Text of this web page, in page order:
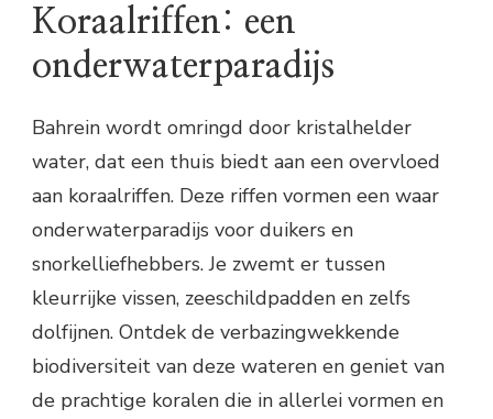
Koraalriffen: een
onderwaterparadijs
Bahrein wordt omringd door kristalhelder
water, dat een thuis biedt aan een overvloed
aan koraalriffen. Deze riffen vormen een waar
onderwaterparadijs voor duikers en
snorkelliefhebbers. Je zwemt er tussen
kleurrijke vissen, zeeschildpadden en zelfs
dolfijnen. Ontdek de verbazingwekkende
biodiversiteit van deze wateren en geniet van
de prachtige koralen die in allerlei vormen en